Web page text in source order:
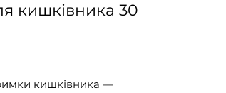
кишківника 30
кишківника —